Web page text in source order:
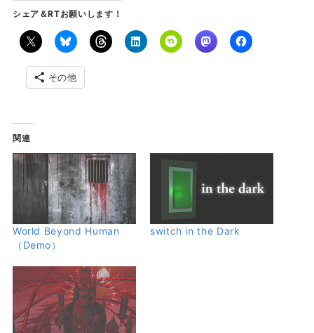
シェア＆RTお願いします！
その他
関連
World Beyond Human
（Demo）
switch in the Dark